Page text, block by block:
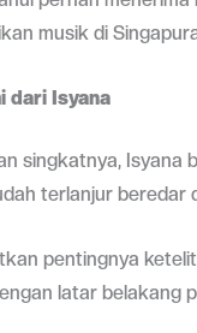
musik di
dari Isyana
singkatnya, Isyana
terlanjur beredar
pentingnya
latar belakang